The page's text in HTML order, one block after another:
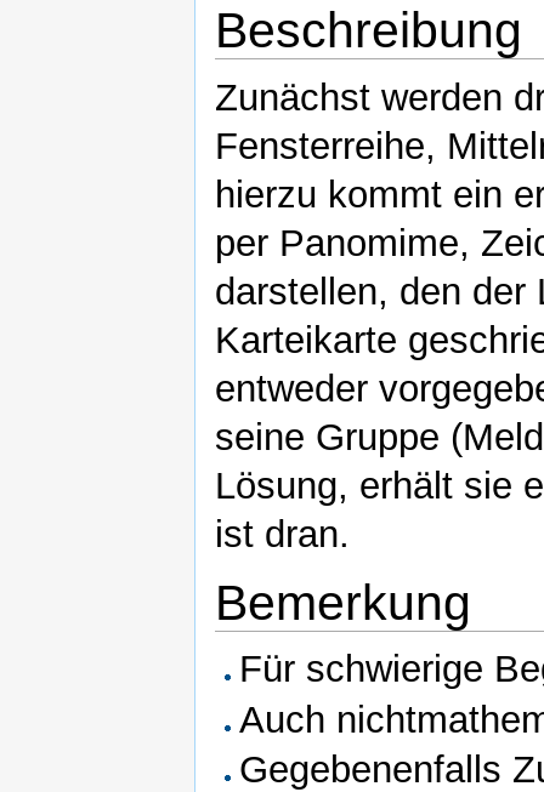
Beschreibung
Zunächst werden
Fensterreihe,
hierzu kommt ein
per Panomime,
darstellen, den der
Karteikarte
entweder
seine Gruppe
Lösung, erhält sie
ist dran.
Bemerkung
Für schwierige
Auch
Gegebenenfalls